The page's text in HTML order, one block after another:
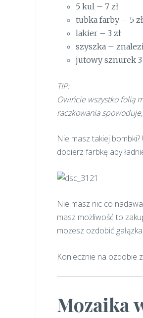
5 kul – 7 zł
tubka farby – 5 zł
lakier – 3 zł
szyszka –
jutowy sznurek
TIP:
Owińcie wszystko folią
raczkowania
Nie masz takiej
dobierz farbkę aby
Nie masz nic co
masz możliwość to
możesz ozdobić
Koniecznie na ozdobie
Mozaika